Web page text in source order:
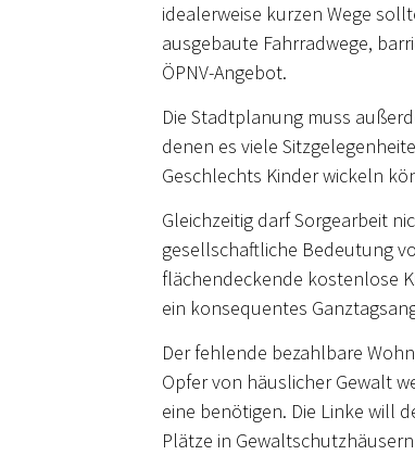
idealerweise kurzen Wege
ausgebaute Fahrradwege,
ÖPNV-Angebot.
Die Stadtplanung muss
denen es viele
Geschlechts Kinder wickeln
Gleichzeitig darf Sorgearbeit
gesellschaftliche Bedeutung
flächendeckende kostenlose
ein konsequentes
Der fehlende bezahlbare
Opfer von häuslicher Gewalt
eine benötigen. Die Linke will
Plätze in